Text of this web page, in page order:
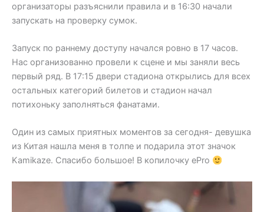
организаторы разъяснили правила и в 16:30 начали
запускать на проверку сумок.
Запуск по раннему доступу начался ровно в 17 часов.
Нас организованно провели к сцене и мы заняли весь
первый ряд. В 17:15 двери стадиона открылись для всех
остальных категорий билетов и стадион начал
потихоньку заполняться фанатами.
Один из самых приятных моментов за сегодня- девушка
из Китая нашла меня в толпе и подарила этот значок
Kamikaze. Спасибо большое! В копилочку ePro